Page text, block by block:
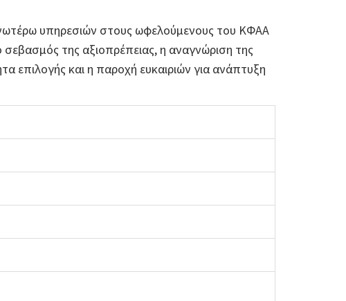
υπηρεσιών στους ωφελούμενους του ΚΦΑΑ
της αξιοπρέπειας, η αναγνώριση της
επιλογής και η παροχή ευκαιριών για ανάπτυξη